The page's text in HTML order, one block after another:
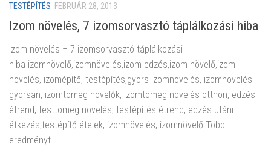
TESTÉPÍTÉS FEBRUÁR 28, 2013
Izom növelés, 7 izomsorvasztó táplálkozási hiba
Izom növelés – 7 izomsorvasztó táplálkozási
hiba izomnövelő,izomnövelés,izom edzés,izom növelő,izom
növelés, izomépítő, testépítés,gyors izomnövelés, izomnövelés
gyorsan, izomtömeg növelők, izomtömeg növelés otthon, edzés
étrend, testtömeg növelés, testépítés étrend, edzés utáni
étkezés,testépítő ételek, izomnövelés, izomnövelő Több
eredményt...